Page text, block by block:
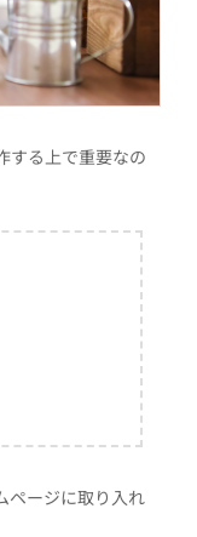
する上で重要なの
ページに取り入れ